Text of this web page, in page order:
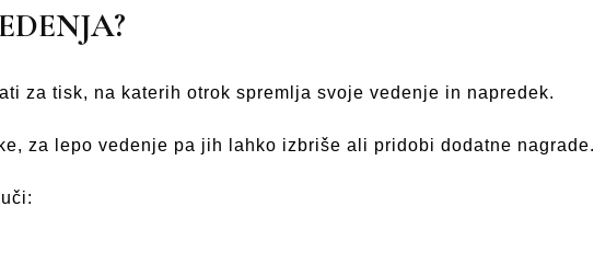
za tisk, na katerih otrok spremlja svoje vedenje in napredek.
za lepo vedenje pa jih lahko izbriše ali pridobi dodatne nagrade.